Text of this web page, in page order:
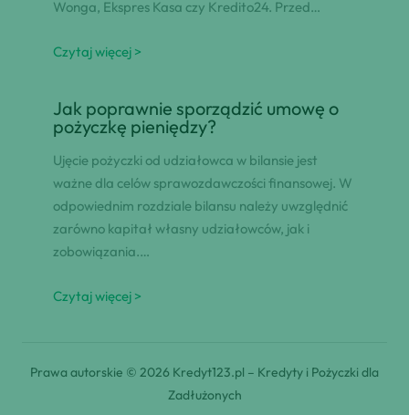
Wonga, Ekspres Kasa czy Kredito24. Przed…
Czytaj więcej >
Jak poprawnie sporządzić umowę o
pożyczkę pieniędzy?
Ujęcie pożyczki od udziałowca w bilansie jest
ważne dla celów sprawozdawczości finansowej. W
odpowiednim rozdziale bilansu należy uwzględnić
zarówno kapitał własny udziałowców, jak i
zobowiązania.…
Czytaj więcej >
Prawa autorskie © 2026 Kredyt123.pl – Kredyty i Pożyczki dla
Zadłużonych